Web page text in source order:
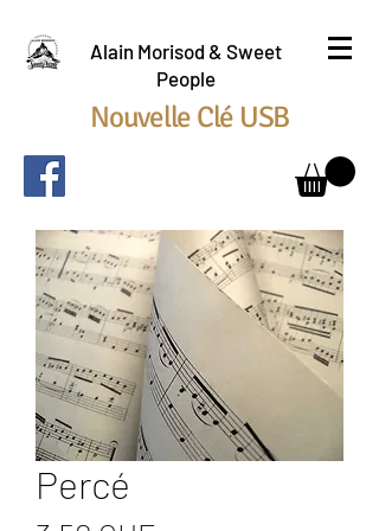
Alain Morisod & Sweet
People
Nouvelle Clé USB
Percé